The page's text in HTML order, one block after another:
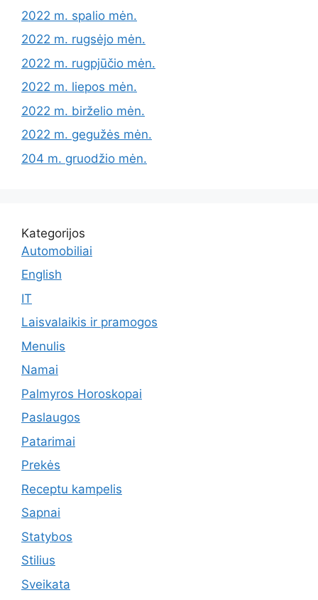
2022 m. spalio mėn.
2022 m. rugsėjo mėn.
2022 m. rugpjūčio mėn.
2022 m. liepos mėn.
2022 m. birželio mėn.
2022 m. gegužės mėn.
204 m. gruodžio mėn.
Kategorijos
Automobiliai
English
IT
Laisvalaikis ir pramogos
Menulis
Namai
Palmyros Horoskopai
Paslaugos
Patarimai
Prekės
Receptu kampelis
Sapnai
Statybos
Stilius
Sveikata